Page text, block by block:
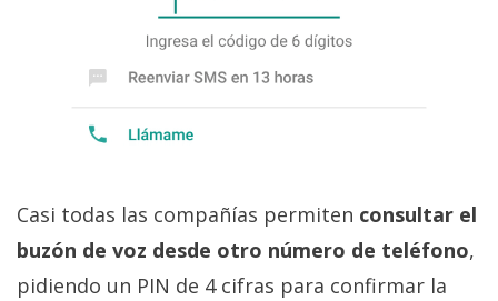
(CC) 2006-
reservados.
Casi todas las compañías permiten consultar el
buzón de voz desde otro número de teléfono,
pidiendo un PIN de 4 cifras para confirmar la